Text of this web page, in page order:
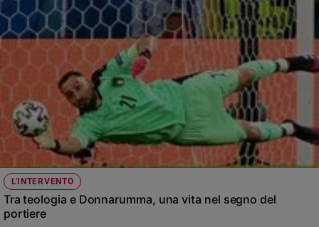
L'INTERVENTO
Tra teologia e Donnarumma, una vita nel segno del
portiere